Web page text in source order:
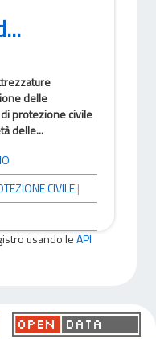
delle
protezione civile
delle...
CIVILE|
usando leAPI